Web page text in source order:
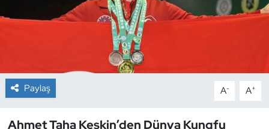
Paylaş A- A+
Ahmet Taha Keskin’den Dünya Kungfu
Dans Sporları
Dövüş Sanatı